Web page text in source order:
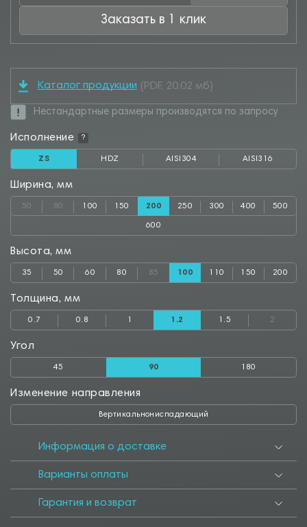
Заказать в 1 клик
Каталог продукции (PDF, 20.02 мб)
Нестандартные размеры производятся по запросу
Исполнение ?
ZS HDZ AISI304 AISI316
Ширина, мм
50 80 100 150 200 250 300 400 500
600
Высота, мм
35 50 60 80 85 100 110 150 200
Толщина, мм
0.7 0.8 1.2 1.5 2
Угол
45 90 180
Изменение направления
Вертикальнониспадающий
Информация о доставке
Варианты оплаты
Гарантия и возврат